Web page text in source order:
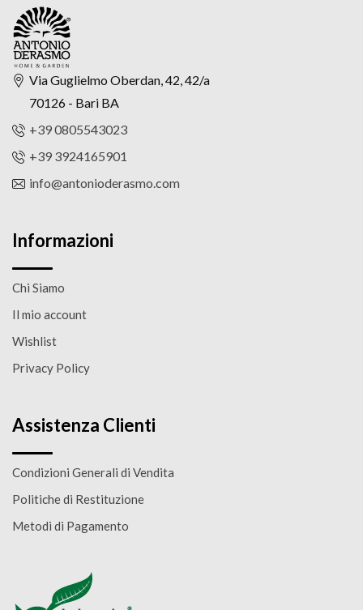
Via Guglielmo Oberdan, 42, 42/a
70126 - Bari BA
+39 0805543023
+39 3924165901
info@antonioderasmo.com
Informazioni
Chi Siamo
Il mio account
Wishlist
Privacy Policy
Assistenza Clienti
Condizioni Generali di Vendita
Politiche di Restituzione
Metodi di Pagamento